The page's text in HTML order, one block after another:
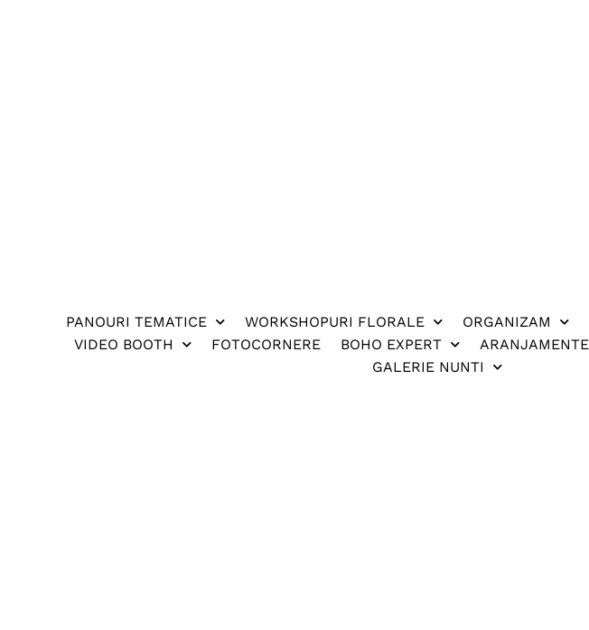
PANOURI TEMATICE WORKSHOPURI FLORALE ORGANIZAM
VIDEO BOOTH
FOTOCORNERE BOHO EXPERT ARANJAMENTE
GALERIE NUNTI